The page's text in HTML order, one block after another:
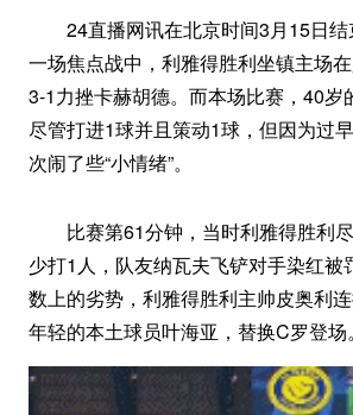
24直播网讯在北京时间3月15日结
一场焦点战中，利雅得胜利坐镇主场
3-1力挫卡赫胡德。而本场比赛，40岁
尽管打进1球并且策动1球，但因为过
次闹了些“小情绪”。
比赛第61分钟，当时利雅得胜利
少打1人，队友纳瓦夫飞铲对手染红被
数上的劣势，利雅得胜利主帅皮奥利
年轻的本土球员叶海亚，替换C罗登场。